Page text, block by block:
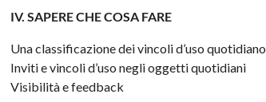
IV. SAPERE CHE COSA FARE
Una classificazione dei vincoli d’uso quotidiano
Inviti e vincoli d’uso negli oggetti quotidiani
Visibilità e feedback